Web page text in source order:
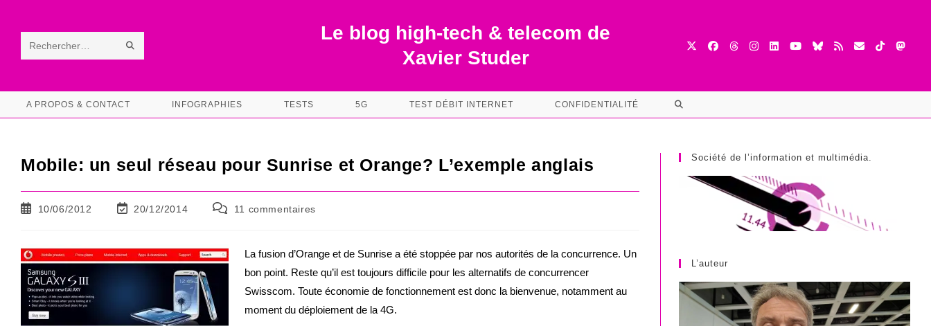
contentRechercher
ce RECHERCHE
Le blog high-tech & telecom de
Xavier Studer
A PROPOS & CONTACT INFOGRAPHIES TESTS 5G TEST DÉBIT INTERNET CONFIDENTIALITÉ TOGGLE
SEARCH
Mobile: un seul réseau pour Sunrise et Orange? L’exemple anglais
Publication
10/06/2012
Dernière
la
publication :
20/12/2014
Commentaires
publication :
11 commentaires
La fusion d’Orange et de Sunrise a été stoppée par nos autorités de la concurrence. Un
bon point. Reste qu’il est toujours difficile pour les alternatifs de concurrencer
Swisscom. Toute économie de fonctionnement est donc la bienvenue, notamment au
moment du déploiement de la 4G.
Société de l’information et multimédia.
L’auteur